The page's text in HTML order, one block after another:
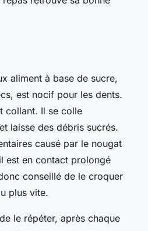
aliment à base de sucre,
est nocif pour les dents.
collant. Il se colle
laisse des débris sucrés.
causé par le nougat
est en contact prolongé
conseillé de le croquer
plus vite.
le répéter, après chaque